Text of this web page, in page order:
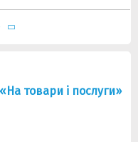
товари і послуги»